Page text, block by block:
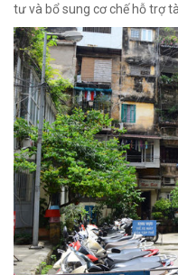
tư và bổ sung cơ chế hỗ trợ